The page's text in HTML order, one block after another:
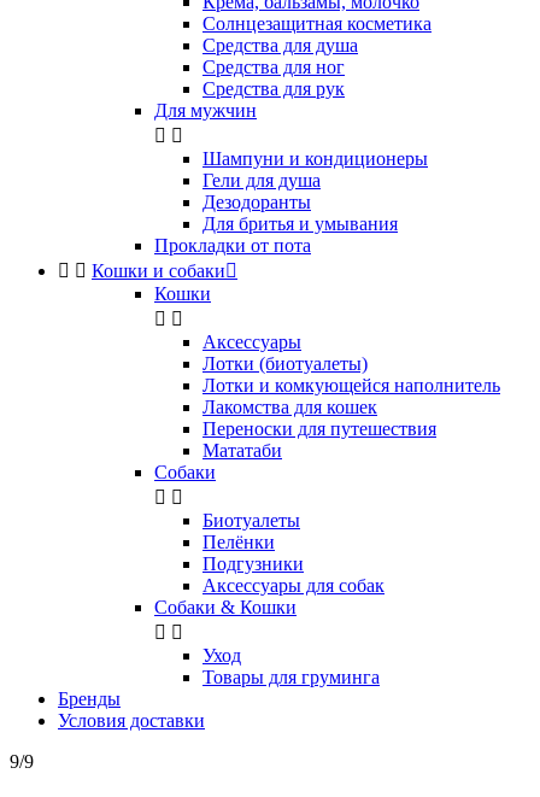
Солнцезащитная косметика
Средства для душа
Средства для ног
Средства для рук
Для мужчин
 
Шампуни и кондиционеры
Гели для душа
Дезодоранты
Для бритья и умывания
Прокладки от пота
  Кошки и собаки
Кошки
 
Аксессуары
Лотки (биотуалеты)
Лотки и комкующейся наполнитель
Лакомства для кошек
Переноски для путешествия
Мататаби
Собаки
 
Биотуалеты
Пелёнки
Подгузники
Аксессуары для собак
Собаки & Кошки
 
Уход
Товары для груминга
Бренды
Условия доставки
9/9